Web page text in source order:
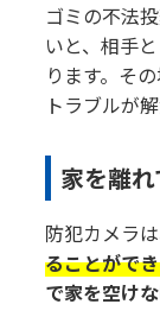
ゴミの不法
いと、相手
ります。そ
トラブルが
家を離
防犯カメラ
ることがで
で家を空け